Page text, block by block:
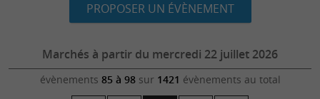
PROPOSER UN ÉVÈNEMENT
Marchés à partir du mercredi 22 juillet 2026
évènements 85 à 98sur 1421 évènements au total